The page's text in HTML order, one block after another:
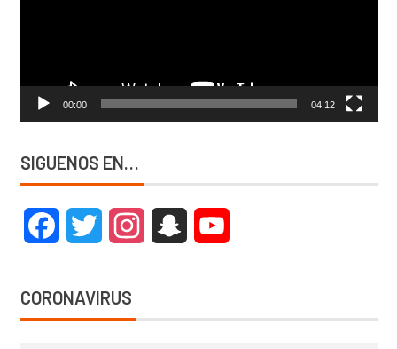
00:00 04:12
SIGUENOS EN…
FacebookTwitter InstagramSnapchat
CORONAVIRUS